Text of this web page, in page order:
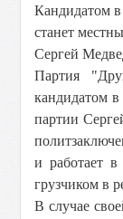
Кандидатом
станет
Сергей
Партия
кандидатом
партии
и работает
грузчиком в
В случае